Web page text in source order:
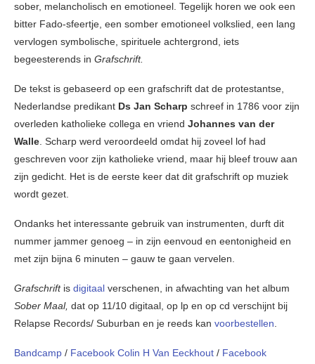
sober, melancholisch en emotioneel. Tegelijk horen we ook een
bitter Fado-sfeertje, een somber emotioneel volkslied, een lang
vervlogen symbolische, spirituele achtergrond, iets
begeesterends in Grafschrift.
De tekst is gebaseerd op een grafschrift dat de protestantse,
Nederlandse predikant Ds Jan Scharp schreef in 1786 voor zijn
overleden katholieke collega en vriend Johannes van der
Walle. Scharp werd veroordeeld omdat hij zoveel lof had
geschreven voor zijn katholieke vriend, maar hij bleef trouw aan
zijn gedicht. Het is de eerste keer dat dit grafschrift op muziek
wordt gezet.
Ondanks het interessante gebruik van instrumenten, durft dit
nummer jammer genoeg – in zijn eenvoud en eentonigheid en
met zijn bijna 6 minuten – gauw te gaan vervelen.
Grafschrift is digitaal verschenen, in afwachting van het album
Sober Maal, dat op 11/10 digitaal, op lp en op cd verschijnt bij
Relapse Records/ Suburban en je reeds kan voorbestellen.
Bandcamp / Facebook Colin H Van Eeckhout / Facebook